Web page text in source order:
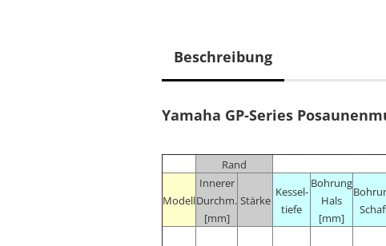
Beschreibung
Yamaha GP-Series
Rand
Modell
Innerer
Durchm.
[mm]
Stärke
Kessel-
tiefe
Bohrung
Hals
[mm]